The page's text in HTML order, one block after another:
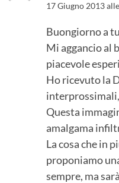
17 Giugno 2013
Buongiorno a
Mi aggancio al
piacevole
Ho ricevuto la
Questa
amalgama
La cosa che in
proponiamo
sempre, ma